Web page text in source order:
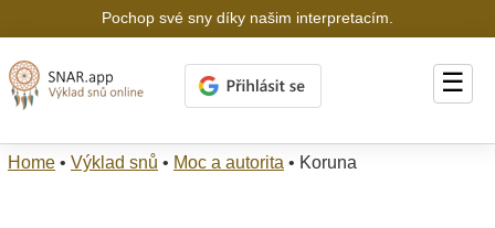
Pochop své sny díky našim interpretacím.
☰
Home • Výklad snů • Moc a autorita • Koruna